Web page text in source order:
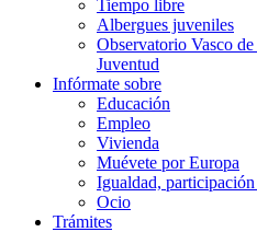
Tiempo libre
Albergues juveniles
Observatorio Vasco
Juventud
Infórmate sobre
Educación
Empleo
Vivienda
Muévete por Europa
Igualdad,
Ocio
Trámites